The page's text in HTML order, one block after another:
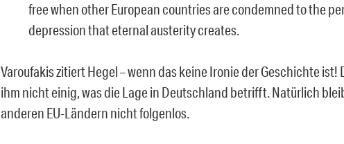
free when other European countries are condemned to the
depression that eternal austerity creates.
Varoufakis zitiert Hegel – wenn das keine Ironie der Geschichte
ihm nicht einig, was die Lage in Deutschland betrifft. Natürlich
anderen EU-Ländern nicht folgenlos.